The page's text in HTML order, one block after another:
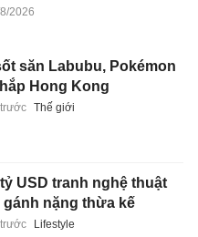
2026
săn Labubu, Pokémon
Hong Kong
Thế giới
USD tranh nghệ thuật
gánh nặng thừa kế
Lifestyle